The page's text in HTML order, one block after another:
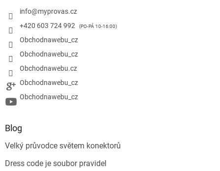
info@myprovas.cz
+420 603 724 992
Obchodnawebu_cz
Obchodnawebu_cz
Obchodnawebu.cz
Obchodnawebu_cz
Obchodnawebu_cz
Blog
Velký průvodce světem konektorů
Dress code je soubor pravidel